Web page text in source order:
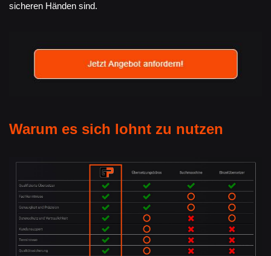
sicheren Händen sind.
Warum es sich lohnt zu nutzen